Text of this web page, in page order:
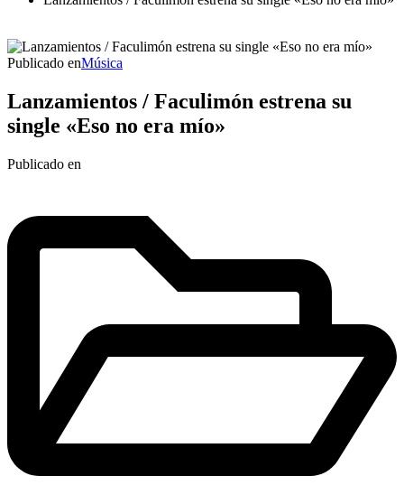
Publicado enMúsica
Lanzamientos / Faculimón estrena su
single «Eso no era mío»
Publicado en